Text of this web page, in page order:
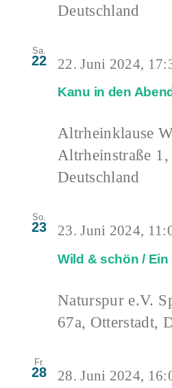
Deutschland
Sa.
22
Kanu in den
22. Juni 2024,
Altrheinklause
Altrheinstraße 1,
Deutschland
So.
23
Wild & schön /
23. Juni 2024,
Naturspur e.V.
67a, Otterstadt,
Fr.
28 28. Juni 2024,